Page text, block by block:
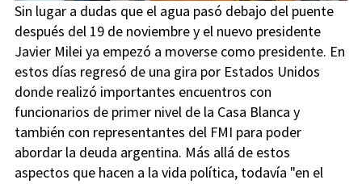
Sin lugar a dudas que el agua pasó debajo del puente
después del 19 de noviembre y el nuevo presidente
Javier Milei ya empezó a moverse como presidente. En
estos días regresó de una gira por Estados Unidos
donde realizó importantes encuentros con
funcionarios de primer nivel de la Casa Blanca y
también con representantes del FMI para poder
abordar la deuda argentina. Más allá de estos
aspectos que hacen a la vida política, todavía "en el